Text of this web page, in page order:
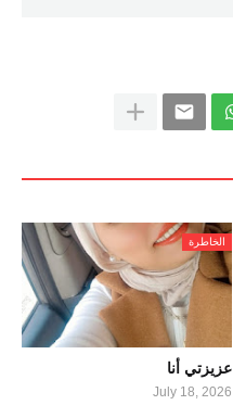
الخاطرة
عزيزتي أنا
July 18, 2026